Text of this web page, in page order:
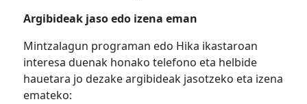
Argibideak jaso edo izena eman
Mintzalagun programan edo Hika ikastaroan
interesa duenak honako telefono eta helbide
hauetara jo dezake argibideak jasotzeko eta izena
emateko: